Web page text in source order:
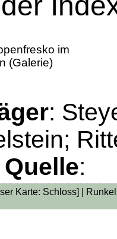
im
(Galerie)
:
:
Karte: Schloss] |